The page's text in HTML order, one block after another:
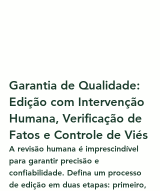
Garantia de Qualidade:
Edição com Intervenção
Humana, Verificação de
Fatos e Controle de Viés
A revisão humana é imprescindível
para garantir precisão e
confiabilidade. Defina um processo
de edição em duas etapas: primeiro,